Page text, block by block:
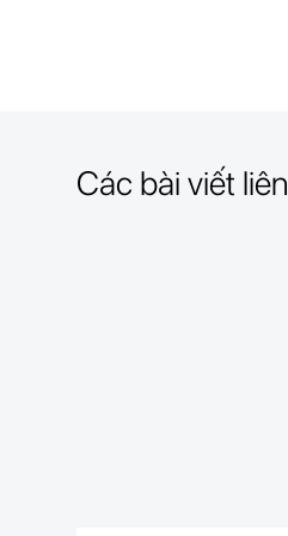
Các bài viết